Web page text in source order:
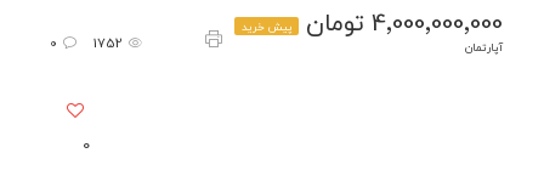
4٬000٬000٬000 تومان
پیش خرید
آپارتمان
1752
0